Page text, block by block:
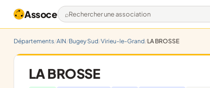
Assoce Rechercher une association
Départements AIN Bugey Sud Virieu-le-Grand LA BROSSE
LA BROSSE